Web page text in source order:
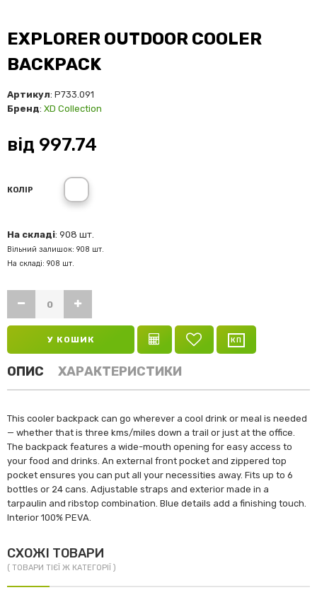
EXPLORER OUTDOOR COOLER
BACKPACK
Артикул: P733.091
Бренд: XD Collection
від 997.74
КОЛІР
На складі: 908 шт.
Вільний залишок: 908 шт.
На складі: 908 шт.
У КОШИК
ОПИС ХАРАКТЕРИСТИКИ
This cooler backpack can go wherever a cool drink or meal is needed
— whether that is three kms/miles down a trail or just at the office.
The backpack features a wide-mouth opening for easy access to
your food and drinks. An external front pocket and zippered top
pocket ensures you can put all your necessities away. Fits up to 6
bottles or 24 cans. Adjustable straps and exterior made in a
tarpaulin and ribstop combination. Blue details add a finishing touch.
Interior 100% PEVA.
СХОЖІ ТОВАРИ
( ТОВАРИ ТІЄЇ Ж КАТЕГОРІЇ )